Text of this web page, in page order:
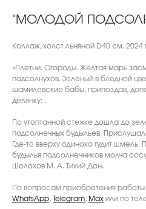
"МОЛОДОЙ
Коллаж, холст льняной D40 см. 2024
«Плетни. Огороды. Желтая марь
подсолнухов. Зеленый в бледной
шамилевские бабы, припоздав,
делянку; ..
По утоптанной стежке дошла до
подсолнечных будыльев.
Где-то вверху одиноко гудит
будылья подсолнечников молча
Шолохов М. А. Тихий Дон.
По вопросам приобретения работы
WhatsApp, Telegram, Max или по